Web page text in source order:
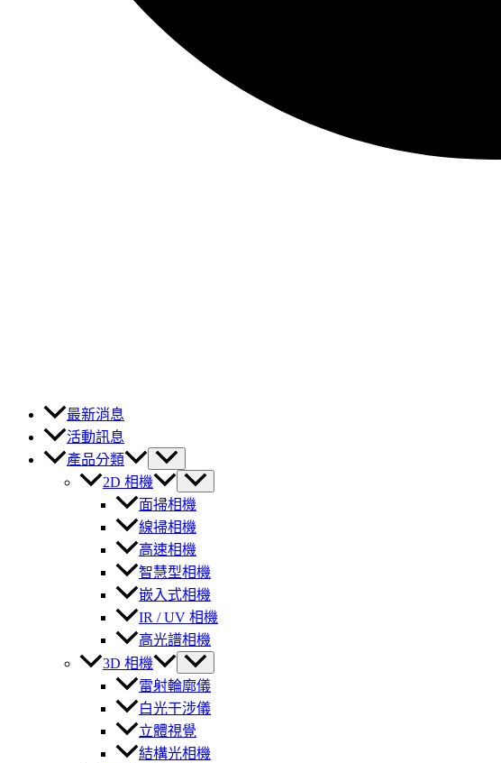
最新消息
活動訊息
產品分類
2D 相機
面掃相機
線掃相機
高速相機
智慧型相機
嵌入式相機
IR / UV 相機
高光譜相機
3D 相機
雷射輪廓儀
白光干涉儀
立體視覺
結構光相機